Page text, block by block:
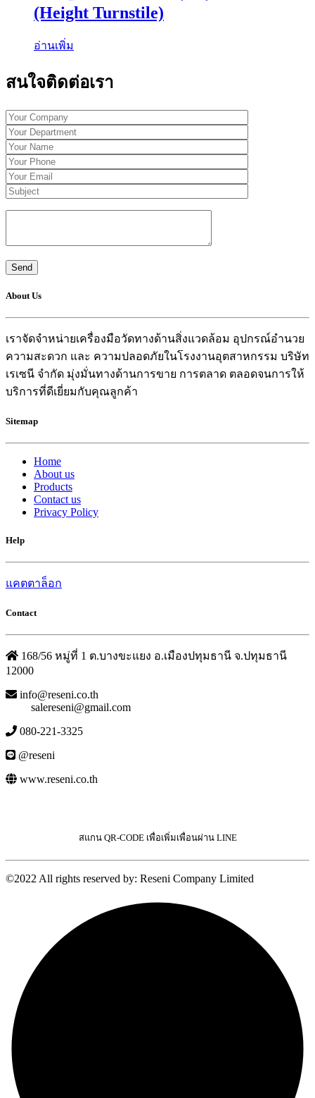
(Height Turnstile)
อ่านเพิ่ม
สนใจติดต่อเรา
About Us
เราจัดจำหน่ายเครื่องมือวัดทางด้านสิ่งแวดล้อม อุปกรณ์อำนวย
ความสะดวก และ ความปลอดภัยในโรงงานอุตสาหกรรม บริษัท
เรเซนี จำกัด มุ่งมั่นทางด้านการขาย การตลาด ตลอดจนการให้
บริการที่ดีเยี่ยมกับคุณลูกค้า
Sitemap
Home
About us
Products
Contact us
Privacy Policy
Help
แคตตาล็อก
Contact
168/56 หมู่ที่ 1 ต.บางขะแยง อ.เมืองปทุมธานี จ.ปทุมธานี
12000
info@reseni.co.th
salereseni@gmail.com
080-221-3325
@reseni
www.reseni.co.th
สแกน QR-CODE เพื่อเพิ่มเพื่อนผ่าน LINE
©2022 All rights reserved by: Reseni Company Limited